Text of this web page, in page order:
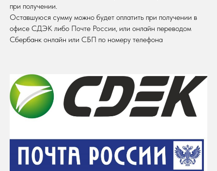
при получении.
Оставшуюся сумму можно будет оплатить при получении в
офисе СДЭК либо Почте России, или онлайн переводом
Сбербанк онлайн или СБП по номеру телефона